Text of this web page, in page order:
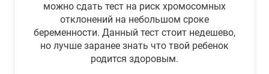
можно сдать тест на риск хромосомных
отклонений на небольшом сроке
беременности. Данный тест стоит недешево,
но лучше заранее знать что твой ребенок
родится здоровым.